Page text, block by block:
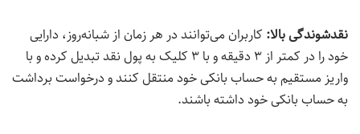
نقدشوندگی بالا: کاربران می‌توانند در هر زمان از شبانه‌روز، دارایی
خود را در کمتر از ۳ دقیقه و با ۳ کلیک به پول نقد تبدیل کرده و با
واریز مستقیم به حساب بانکی خود منتقل کنند و درخواست برداشت
به حساب بانکی خود داشته باشند.